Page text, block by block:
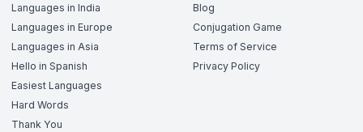
Languages in India
Languages in Europe
Languages in Asia
Hello in Spanish
Easiest Languages
Hard Words
Thank You
Blog
Conjugation Game
Terms of Service
Privacy Policy